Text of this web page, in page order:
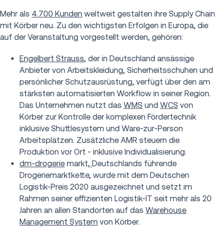
Mehr als 4.700 Kunden weltweit gestalten ihre Supply Chain
mit Körber neu. Zu den wichtigsten Erfolgen in Europa, die
auf der Veranstaltung vorgestellt werden, gehören:
Engelbert Strauss, der in Deutschland ansässige
Anbieter von Arbeitskleidung, Sicherheitsschuhen und
persönlicher Schutzausrüstung, verfügt über den am
stärksten automatisierten Workflow in seiner Region.
Das Unternehmen nutzt das WMS und WCS von
Körber zur Kontrolle der komplexen Fördertechnik
inklusive Shuttlesystem und Ware-zur-Person
Arbeitsplätzen. Zusätzliche AMR steuern die
Produktion vor Ort - inklusive Individualisierung.
dm-drogerie markt, Deutschlands führende
Drogeriemarktkette, wurde mit dem Deutschen
Logistik-Preis 2020 ausgezeichnet und setzt im
Rahmen seiner effizienten Logistik-IT seit mehr als 20
Jahren an allen Standorten auf das Warehouse
Management System von Körber.